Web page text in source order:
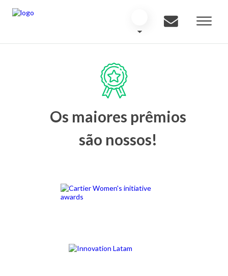
Os maiores prêmios
são nossos!